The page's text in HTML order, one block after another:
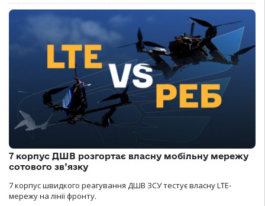
7 корпус ДШВ розгортає власну мобільну мережу
сотового зв’язку
7 корпус швидкого реагування ДШВ ЗСУ тестує власну LTE-
мережу на лінії фронту.